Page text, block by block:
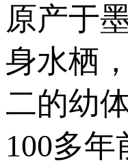
原产于
身水栖
二的幼
100多